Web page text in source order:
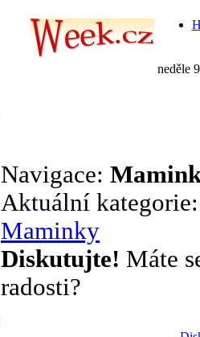
neděle
Navigace:
Aktuální
Maminky
Diskutujte! Máte
radosti?